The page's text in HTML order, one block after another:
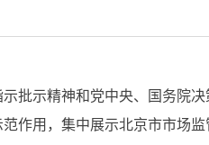
批示精神和党中央、国务院
作用，集中展示北京市市场监